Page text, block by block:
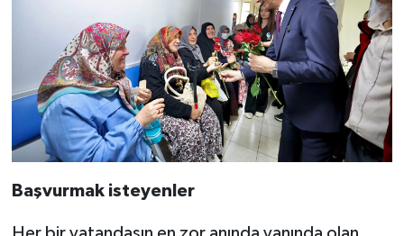
Başvurmak isteyenler